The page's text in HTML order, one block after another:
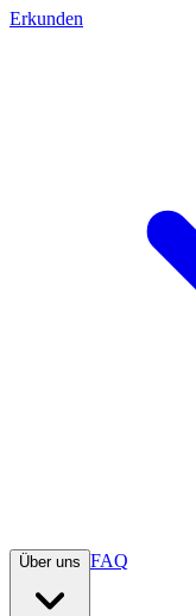
Erkunden
Über uns FAQ